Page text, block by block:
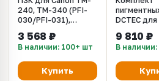
240, TM-340 (PFI-
030/PFI-031),
Без чипов. Объём 55
мл
3 568 ₽
В наличии: 100+ шт
Купить
DCTEC для
240, TM-
340, TM-
355.
по 200 мл
9 810 ₽
В